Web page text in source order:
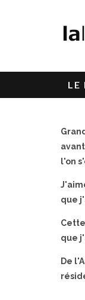
LE
l'on
que
que
De